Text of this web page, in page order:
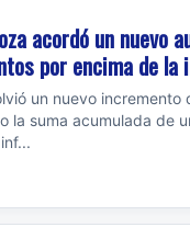
acordó un nuevo
por encima de la
un nuevo
la suma acumulada de